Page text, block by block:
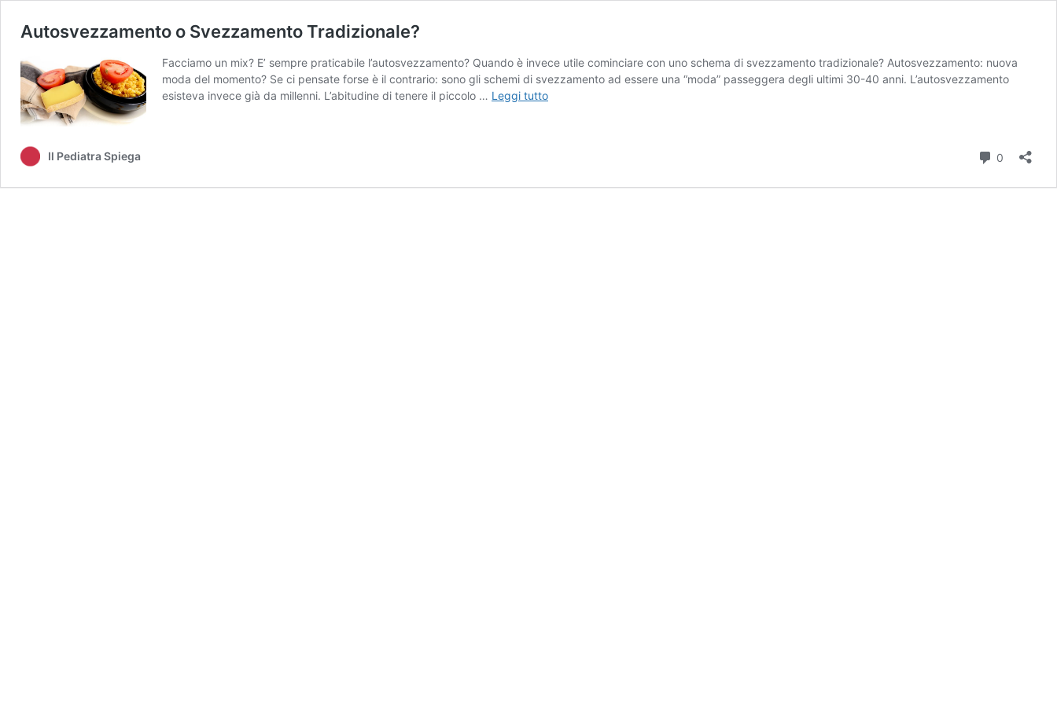
Autosvezzamento o Svezzamento Tradizionale?
Facciamo un mix? E’ sempre praticabile l’autosvezzamento? Quando è invece utile cominciare con uno schema di svezzamento tradizionale? Autosvezzamento: nuova
moda del momento? Se ci pensate forse è il contrario: sono gli schemi di svezzamento ad essere una “moda” passeggera degli ultimi 30-40 anni. L’autosvezzamento
esisteva invece già da millenni. L’abitudine di tenere il piccolo … Leggi tuttoAutosvezzamento
Il Pediatra Spiega
0 Commenti